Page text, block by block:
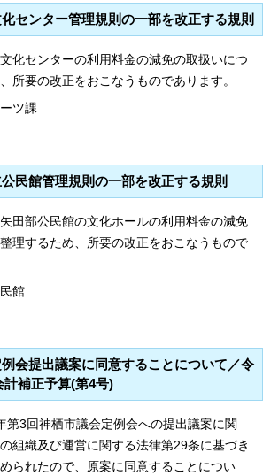
センター管理規則の一部を改正する規則
化センターの利用料金の減免の取扱いにつ
所要の改正をおこなうものであります。
ツ課
民館管理規則の一部を改正する規則
田部公民館の文化ホールの利用料金の減免
理するため、所要の改正をおこなうもので
館
会提出議案に同意することについて／令
補正予算(第4号)
第3回神栖市議会定例会への提出議案に関
組織及び運営に関する法律第29条に基づき
られたので、原案に同意することについ